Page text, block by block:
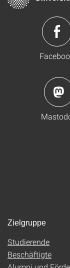
Zielgruppe
Studierende
Beschäftigte